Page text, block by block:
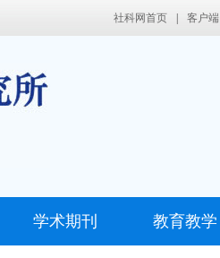
社科网首页 客户端
学术期刊 教育教学